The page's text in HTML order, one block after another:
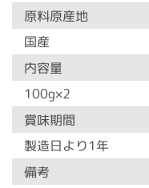
原料原産地
国産
内容量
100g×2
賞味期間
製造日より1年
備考